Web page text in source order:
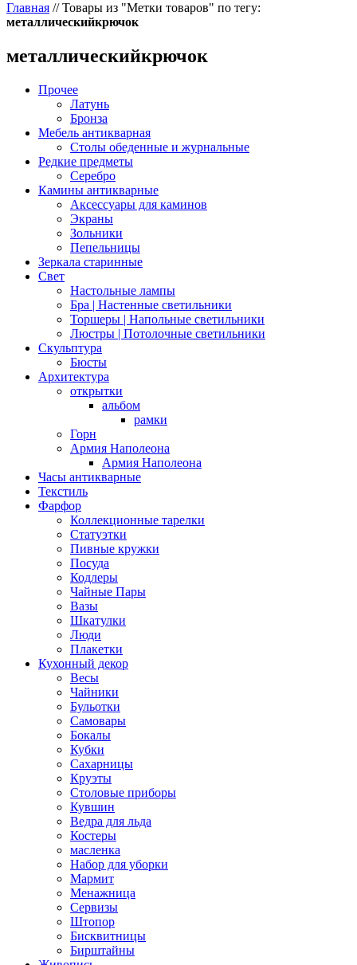
Главная //Товары из "Метки товаров" по тегу:
металлическийкрючок
металлическийкрючок
Прочее
Латунь
Бронза
Мебель антикварная
Столы обеденные и журнальные
Редкие предметы
Серебро
Камины антикварные
Аксессуары для каминов
Экраны
Зольники
Пепельницы
Зеркала старинные
Свет
Настольные лампы
Бра | Настенные светильники
Торшеры | Напольные светильники
Люстры | Потолочные светильники
Скульптура
Бюсты
Архитектура
открытки
альбом
рамки
Горн
Армия Наполеона
Армия Наполеона
Часы антикварные
Текстиль
Фарфор
Коллекционные тарелки
Статуэтки
Пивные кружки
Посуда
Кодлеры
Чайные Пары
Вазы
Шкатулки
Люди
Плакетки
Кухонный декор
Весы
Чайники
Бульотки
Самовары
Бокалы
Кубки
Сахарницы
Круэты
Столовые приборы
Кувшин
Ведра для льда
Костеры
масленка
Набор для уборки
Мармит
Менажница
Сервизы
Штопор
Бисквитницы
Бирштайны